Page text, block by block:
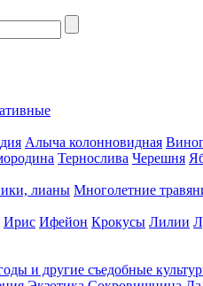
Алыча колонновидная
Тернослива Черешня
лианы Многолетние
Ирис Ифейон Крокусы Лилии
и другие съедобные